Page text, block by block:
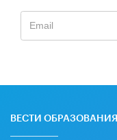
ВЕСТИ ОБРАЗОВАНИЯ